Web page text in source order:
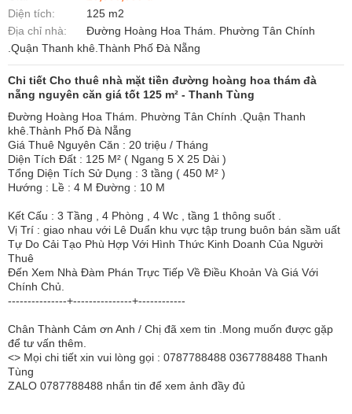
Diện tích:
125 m2
Địa chỉ nhà:
Đường Hoàng Hoa Thám. Phường Tân Chính
.Quận Thanh khê.Thành Phố Đà Nẵng
Chi tiết Cho thuê nhà mặt tiền đường hoàng hoa thám đà
nẵng nguyên căn giá tốt 125 m² - Thanh Tùng
Đường Hoàng Hoa Thám. Phường Tân Chính .Quận Thanh
khê.Thành Phố Đà Nẵng
Giá Thuê Nguyên Căn : 20 triệu / Tháng
Diện Tích Đất : 125 M² ( Ngang 5 X 25 Dài )
Tổng Diện Tích Sử Dụng : 3 tầng ( 450 M² )
Hướng : Lề : 4 M Đường : 10 M
Kết Cấu : 3 Tầng , 4 Phòng , 4 Wc , tầng 1 thông suốt .
Vị Trí : giao nhau với Lê Duẩn khu vực tập trung buôn bán sầm uất
Tự Do Cải Tạo Phù Hợp Với Hình Thức Kinh Doanh Của Người
Thuê
Đến Xem Nhà Đàm Phán Trực Tiếp Về Điều Khoản Và Giá Với
Chính Chủ.
---------------+---------------+------------
Chân Thành Cảm ơn Anh / Chị đã xem tin .Mong muốn được gặp
để tư vấn thêm.
<> Mọi chi tiết xin vui lòng gọi : 0787788488 0367788488 Thanh
Tùng
ZALO 0787788488 nhắn tin để xem ảnh đầy đủ